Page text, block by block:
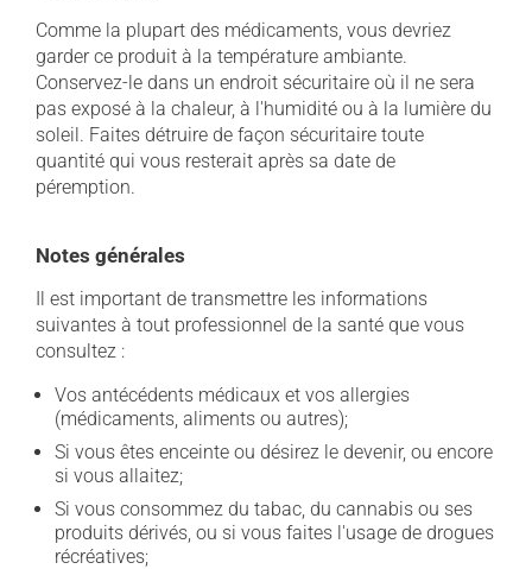
Comme la plupart des médicaments, vous devriez
garder ce produit à la température ambiante.
Conservez-le dans un endroit sécuritaire où il ne sera
pas exposé à la chaleur, à l'humidité ou à la lumière du
soleil. Faites détruire de façon sécuritaire toute
quantité qui vous resterait après sa date de
péremption.
Notes générales
Il est important de transmettre les informations
suivantes à tout professionnel de la santé que vous
consultez :
Vos antécédents médicaux et vos allergies
(médicaments, aliments ou autres);
Si vous êtes enceinte ou désirez le devenir, ou encore
si vous allaitez;
Si vous consommez du tabac, du cannabis ou ses
produits dérivés, ou si vous faites l'usage de drogues
récréatives;